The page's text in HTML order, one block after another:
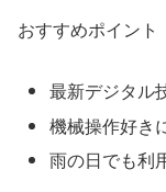
おすすめポイント
最新デジタル
機械操作好き
雨の日でも利